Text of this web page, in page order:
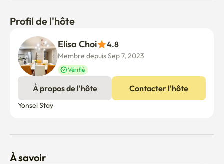
Profil de l'hôte
Elisa Choi 4.8
Membre depuis Sep 7, 2023
Vérifié
À propos de l'hôte Contacter l'hôte
Yonsei Stay
À savoir